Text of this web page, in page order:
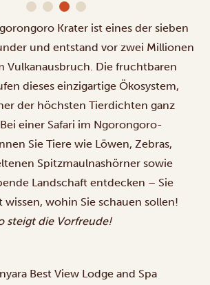
Krater ist eines der sieben
und entstand vor zwei Millionen
Vulkanausbruch. Die fruchtbaren
dieses einzigartige Ökosystem,
der höchsten Tierdichten ganz
einer Safari im Ngorongoro-
Sie Tiere wie Löwen, Zebras,
Spitzmaulnashörner sowie
Landschaft entdecken – Sie
wohin Sie schauen sollen!
steigt die Vorfreude!
Best View Lodge and Spa